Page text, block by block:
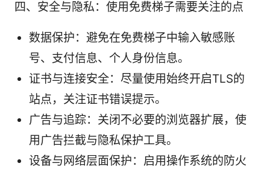
四、安全与隐私：使用免费梯子需要关注的点
数据保护：避免在免费梯子中输入敏感账
号、支付信息、个人身份信息。
证书与连接安全：尽量使用始终开启TLS的
站点，关注证书错误提示。
广告与追踪：关闭不必要的浏览器扩展，使
用广告拦截与隐私保护工具。
设备与网络层面保护：启用操作系统的防火